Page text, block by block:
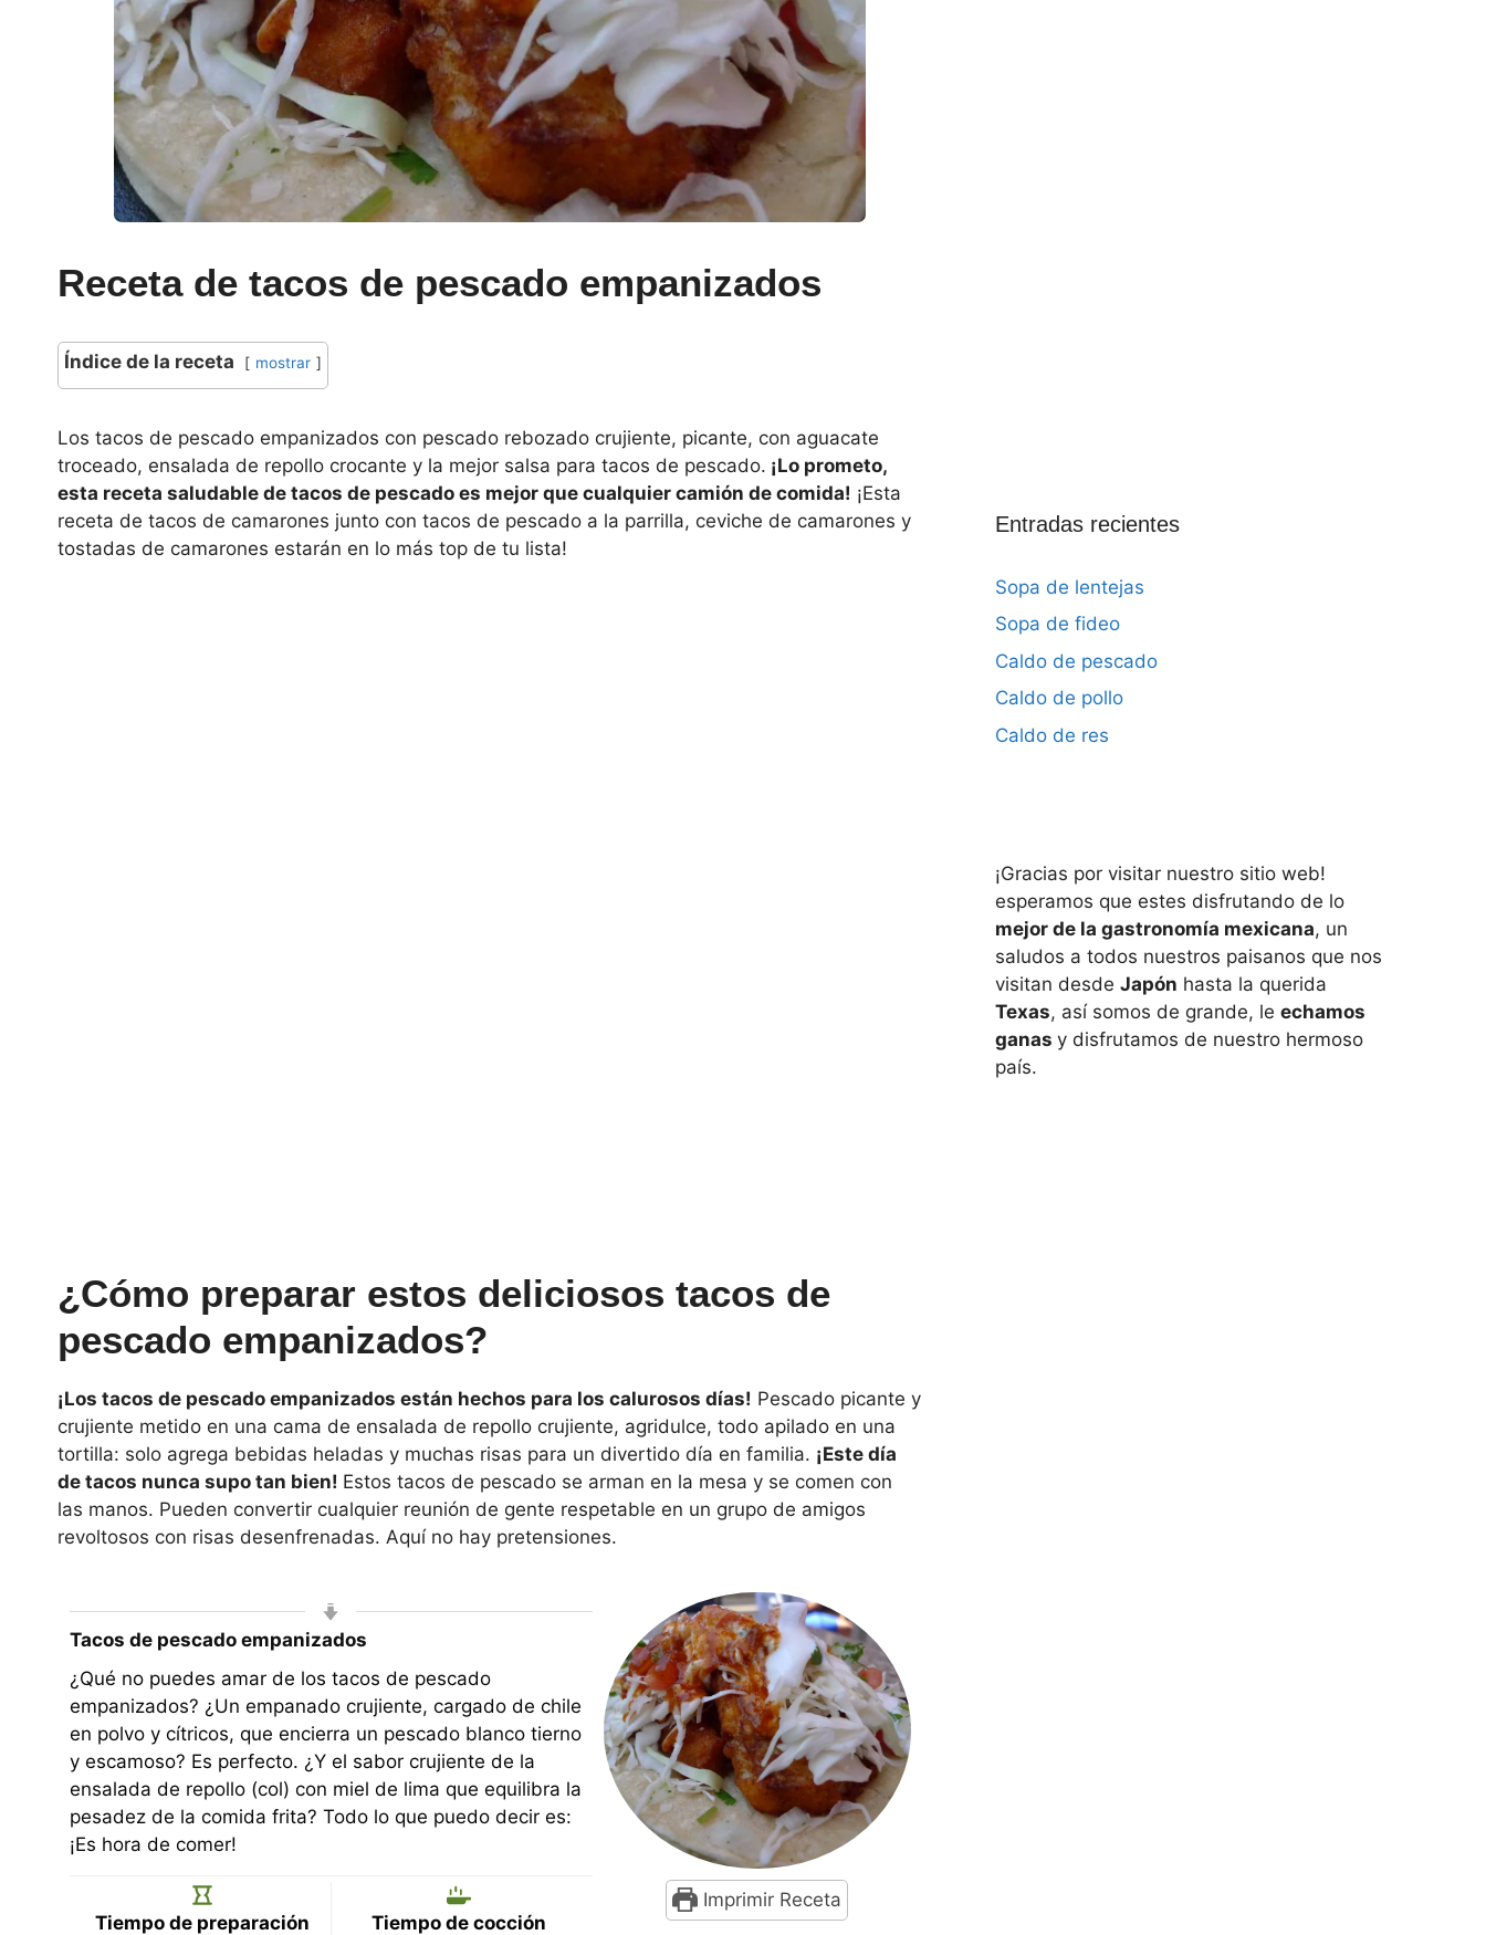
Receta de tacos de pescado empanizados
Índice de la receta mostrar
Los tacos de pescado empanizados con pescado rebozado crujiente, picante, con aguacate
troceado, ensalada de repollo crocante y la mejor salsa para tacos de pescado. ¡Lo prometo,
esta receta saludable de tacos de pescado es mejor que cualquier camión de comida! ¡Esta
receta de tacos de camarones junto con tacos de pescado a la parrilla, ceviche de camarones y
tostadas de camarones estarán en lo más top de tu lista!
¿Cómo preparar estos deliciosos tacos de
pescado empanizados?
¡Los tacos de pescado empanizados están hechos para los calurosos días! Pescado picante y
crujiente metido en una cama de ensalada de repollo crujiente, agridulce, todo apilado en una
tortilla: solo agrega bebidas heladas y muchas risas para un divertido día en familia. ¡Este día
de tacos nunca supo tan bien! Estos tacos de pescado se arman en la mesa y se comen con
las manos. Pueden convertir cualquier reunión de gente respetable en un grupo de amigos
revoltosos con risas desenfrenadas. Aquí no hay pretensiones.
Imprimir Receta
Tacos de pescado empanizados
¿Qué no puedes amar de los tacos de pescado
empanizados? ¿Un empanado crujiente, cargado de chile
en polvo y cítricos, que encierra un pescado blanco tierno
y escamoso? Es perfecto. ¿Y el sabor crujiente de la
ensalada de repollo (col) con miel de lima que equilibra la
pesadez de la comida frita? Todo lo que puedo decir es:
¡Es hora de comer!
Tiempo de preparación
Tiempo de cocción
Entradas recientes
Sopa de lentejas
Sopa de fideo
Caldo de pescado
Caldo de pollo
Caldo de res
¡Gracias por visitar nuestro sitio web!
esperamos que estes disfrutando de lo
mejor de la gastronomía mexicana, un
saludos a todos nuestros paisanos que nos
visitan desde Japón hasta la querida
Texas, así somos de grande, le echamos
ganas y disfrutamos de nuestro hermoso
país.